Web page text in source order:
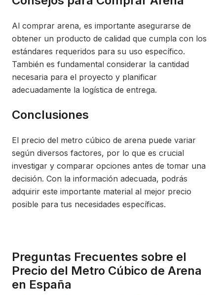
Al comprar arena, es importante asegurarse de
obtener un producto de calidad que cumpla con los
estándares requeridos para su uso específico.
También es fundamental considerar la cantidad
necesaria para el proyecto y planificar
adecuadamente la logística de entrega.
Conclusiones
El precio del metro cúbico de arena puede variar
según diversos factores, por lo que es crucial
investigar y comparar opciones antes de tomar una
decisión. Con la información adecuada, podrás
adquirir este importante material al mejor precio
posible para tus necesidades específicas.
Preguntas Frecuentes sobre el
Precio del Metro Cúbico de Arena
en España